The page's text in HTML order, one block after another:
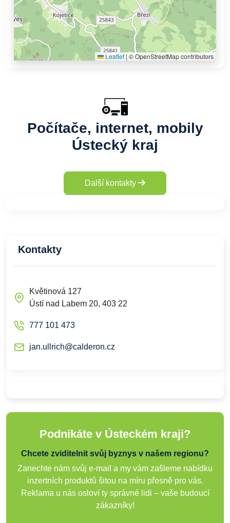
Leaflet | © OpenStreetMap contributors
Počítače, internet, mobily
Ústecký kraj
Další kontakty
Kontakty
Květinová 127
Ústí nad Labem 20, 403 22
777 101 473
jan.ullrich@calderon.cz
Podnikáte v Ústeckém kraji?
Chcete zviditelnit svůj byznys v našem regionu?
Zanechte nám svůj e-mail a my vám zašleme nabídku
inzertních produktů šitou na míru přesně pro vás.
Reklama u nás osloví ty správné lidi – vaše budoucí
zákazníky!